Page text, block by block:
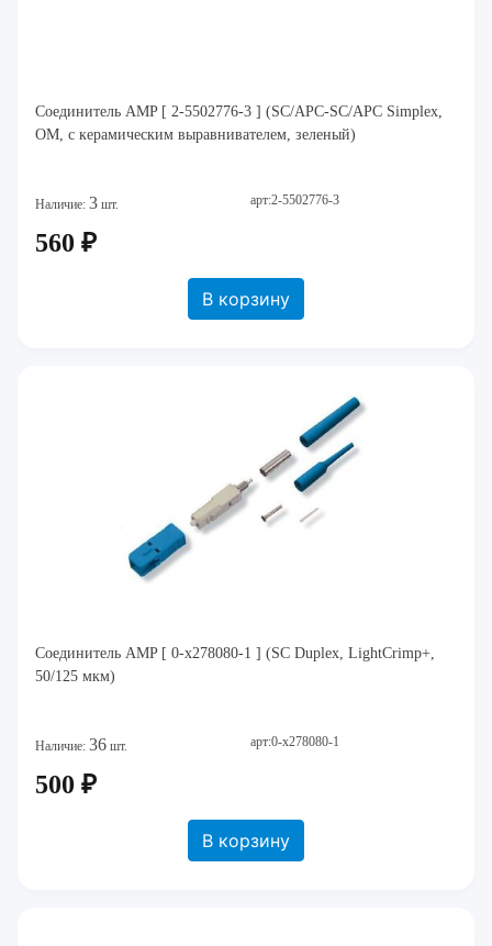
Соединитель AMP [ 2-5502776-3 ] (SC/APC-SC/APC Simplex,
ОМ, с керамическим выравнивателем, зеленый)
Наличие: 3 шт. арт:2-5502776-3
560 ₽
В корзину
Соединитель AMP [ 0-x278080-1 ] (SC Duplex, LightCrimp+,
50/125 мкм)
Наличие: 36 шт. арт:0-x278080-1
500 ₽
В корзину